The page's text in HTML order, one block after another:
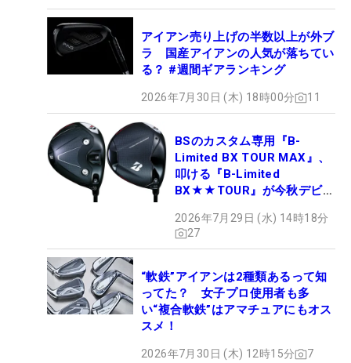
アイアン売り上げの半数以上が外ブ
ラ 国産アイアンの人気が落ちてい
る？ #週間ギアランキング
2026年7月30日 (木) 18時00分 11
BSのカスタム専用『B-
Limited BX TOUR MAX』、
叩ける『B-Limited
BX★★TOUR』が今秋デビュ
2026年7月29日 (水) 14時18分
27
“軟鉄”アイアンは2種類あるって知
ってた？ 女子プロ使用者も多
い“複合軟鉄”はアマチュアにもオス
スメ！
2026年7月30日 (木) 12時15分 7